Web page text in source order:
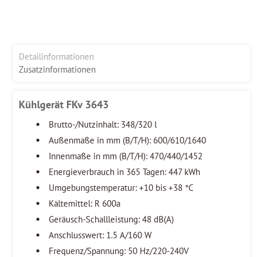
Detailinformationen
Zusatzinformationen
Kühlgerät FKv 3643
Brutto-/Nutzinhalt: 348/320 l
Außenmaße in mm (B/T/H): 600/610/1640
Innenmaße in mm (B/T/H): 470/440/1452
Energieverbrauch in 365 Tagen: 447 kWh
Umgebungstemperatur: +10 bis +38 °C
Kältemittel: R 600a
Geräusch-Schallleistung: 48 dB(A)
Anschlusswert: 1.5 A/160 W
Frequenz/Spannung: 50 Hz/220-240V